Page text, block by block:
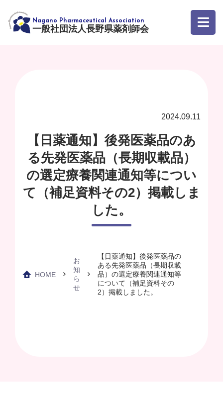
一般社団法人長野県薬剤師会
2024.09.11
【日薬通知】後発医薬品のあ
る先発医薬品（長期収載品）
の選定療養関連通知等につい
て（補足資料その2）掲載しま
した。
HOME
お
知
ら
せ
【日薬通知】後発医薬品の
ある先発医薬品（長期収載
品）の選定療養関連通知等
について（補足資料その
2）掲載しました。